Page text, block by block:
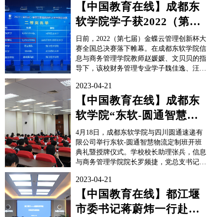
全面贯彻党和国家的教育方针，遵循高等教
育发展规律，主动适应国家及区域经济发展
对人才的需求，持...
【中国教育在线】成都东
软学院学子获2022（第七
届）金蝶云管理创新杯大
赛全国...
日前，2022（第七届）金蝶云管理创新杯大
赛全国总决赛落下帷幕。在成都东软学院信
息与商务管理学院教师赵媛媛、文贝贝的指
导下，该校财务管理专业学子魏佳逸、汪
并通过默契配合、出色发挥，斩获全国总决
赛二等奖。大赛旨在促进产教融合、校企合
作，推动人才培养模式改革创新，增强参赛
选手的专业能...
2023-04-21
【中国教育在线】成都东
软学院“东软-圆通智慧物
流定制班”举行开班典礼
4月18日，成都东软学院与四川圆通速递有
限公司举行东软-圆通智慧物流定制班开班
典礼暨授牌仪式。学校校长助理张兵，信息
与商务管理学院院长罗频捷，党总支书记罗
李杰，圆通速递有限公司副总裁彭科，招聘
培训管理部总监王孟，西南大区营运负责人
范力，西大区人力资源负责人兰闰钦出席开
班仪式，信息与商务管...
2023-04-21
【中国教育在线】都江堰
市委书记蒋蔚炜一行赴成